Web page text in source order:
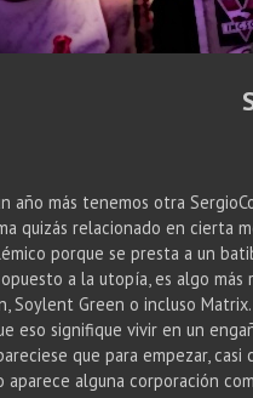
año más tenemos otra
quizás relacionado en cierta
porque se presta a un
a la utopía, es algo
Soylent Green o incluso
eso signifique vivir en un
que para empezar,
aparece alguna corporación